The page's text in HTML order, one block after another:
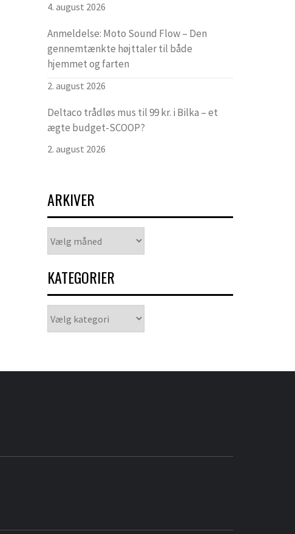
4. august 2026
Anmeldelse: Moto Sound Flow – Den
gennemtænkte højttaler til både
hjemmet og farten
2. august 2026
Deltaco trådløs mus til 99 kr. i Bilka – et
ægte budget-SCOOP?
2. august 2026
ARKIVER
KATEGORIER